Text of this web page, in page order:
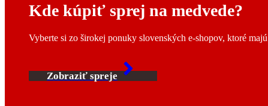
Kde kúpiť sprej na medvede?
Vyberte si zo širokej ponuky slovenských e-shopov, ktoré
Zobraziť spreje